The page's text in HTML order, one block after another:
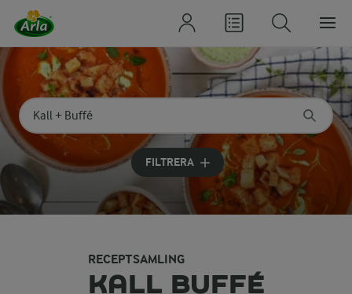
Sök på kategori eller ingrediens
Skriv in sökord för att få förslag
FILTRERA
RECEPTSAMLING
KALL BUFFÉ